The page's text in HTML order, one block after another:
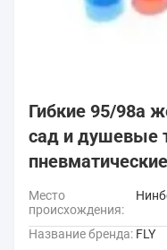
Гибкие 95/98а
сад и душевые
Место
происхождения:
Название бренда: FLY